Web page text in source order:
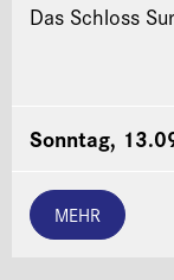
Das Schloss
Sonntag,
MEHR